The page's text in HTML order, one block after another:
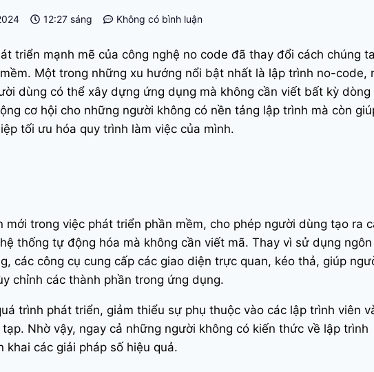
12:27 sáng Không có bình luận
triển mạnh mẽ của công nghệ no code đã thay đổi cách chúng
Một trong những xu hướng nổi bật nhất là lập trình no-code,
dùng có thể xây dựng ứng dụng mà không cần viết bất kỳ dòng
cơ hội cho những người không có nền tảng lập trình mà còn
tối ưu hóa quy trình làm việc của mình.
mới trong việc phát triển phần mềm, cho phép người dùng tạo ra
thống tự động hóa mà không cần viết mã. Thay vì sử dụng ngôn
các công cụ cung cấp các giao diện trực quan, kéo thả, giúp
chỉnh các thành phần trong ứng dụng.
trình phát triển, giảm thiểu sự phụ thuộc vào các lập trình viên
Nhờ vậy, ngay cả những người không có kiến thức về lập trình
các giải pháp số hiệu quả.